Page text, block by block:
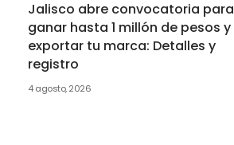
Jalisco abre convocatoria para
ganar hasta 1 millón de pesos y
exportar tu marca: Detalles y
registro
4 agosto, 2026